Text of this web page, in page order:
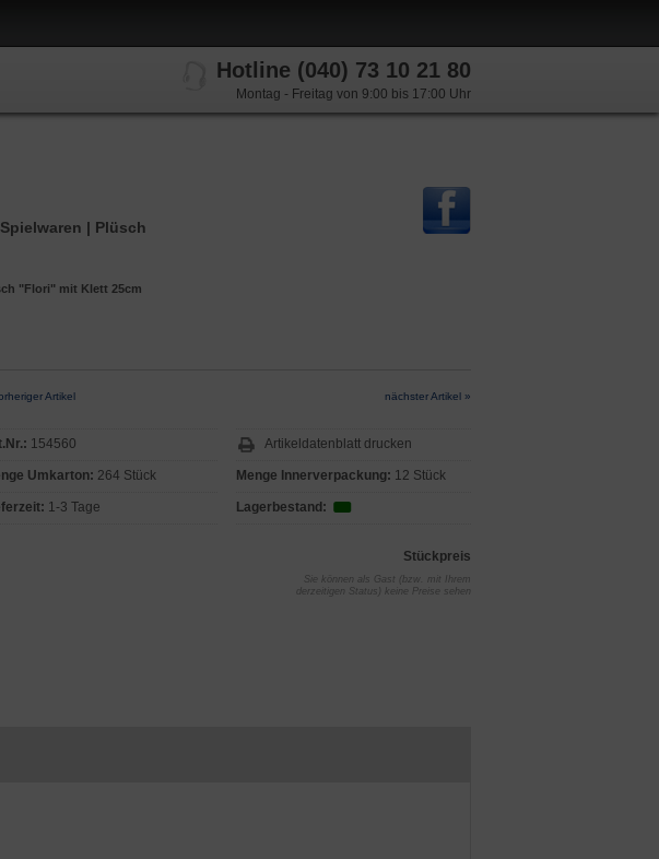
Hotline (040) 73 10 21 80
Montag - Freitag von 9:00 bis 17:00 Uhr
| Plüsch
"Flori" mit Klett 25cm
Artikel nächster Artikel »
154560
Umkarton: 264 Stück
1-3 Tage
Artikeldatenblatt drucken
Menge Innerverpackung: 12 Stück
Lagerbestand:
Stückpreis
Sie können als Gast (bzw. mit Ihrem
derzeitigen Status) keine Preise sehen